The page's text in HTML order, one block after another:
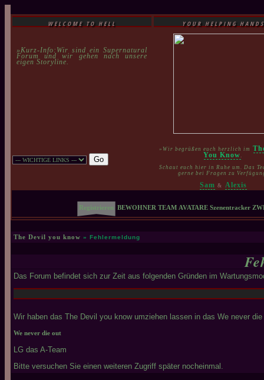
WELCOME TO HELL YOUR HELPING HANDS
»Kurz-Info:Wir sind ein Supernatural
Forum und wir gehen nach unsere
eigen Storyline.
»Wir begrüßen euch herzlich im
You Know .
Schaut euch hier in Ruhe um. Das
gerne bei Fragen zu
Sam & Alexis
Registrieren BEWOHNER TEAM AVATARE Szenentracker
The Devil you know » Fehlermeldung
Das Forum befindet sich zur Zeit aus folgenden Gründen im
Wir haben das The Devil you know umziehen lassen in das We never
We never die out
LG das A-Team
Bitte versuchen Sie einen weiteren Zugriff später nocheinmal.